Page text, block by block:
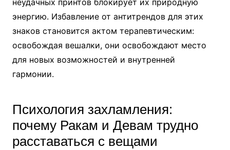
неудачных принтов блокирует их природную
энергию. Избавление от антитрендов для этих
знаков становится актом терапевтическим:
освобождая вешалки, они освобождают место
для новых возможностей и внутренней
гармонии.
Психология захламления:
почему Ракам и Девам трудно
расставаться с вещами